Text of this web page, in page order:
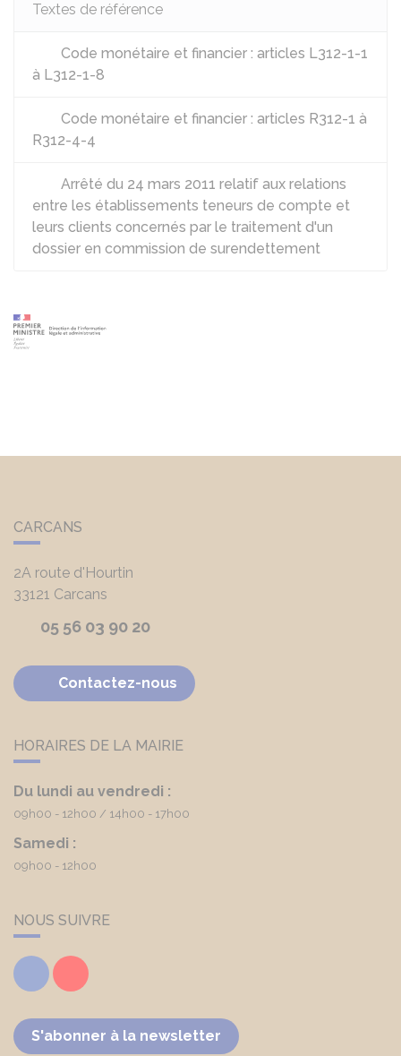
Textes de référence
Code monétaire et financier : articles L312-1-1
à L312-1-8
Code monétaire et financier : articles R312-1 à
R312-4-4
Arrêté du 24 mars 2011 relatif aux relations
entre les établissements teneurs de compte et
leurs clients concernés par le traitement d'un
dossier en commission de surendettement
CARCANS
2A route d'Hourtin
33121 Carcans
05 56 03 90 20
Contactez-nous
HORAIRES DE LA MAIRIE
Du lundi au vendredi :
09h00 - 12h00 14h00 - 17h00
Samedi :
09h00 - 12h00
NOUS SUIVRE
FacebookYoutube
S'abonner à la newsletter